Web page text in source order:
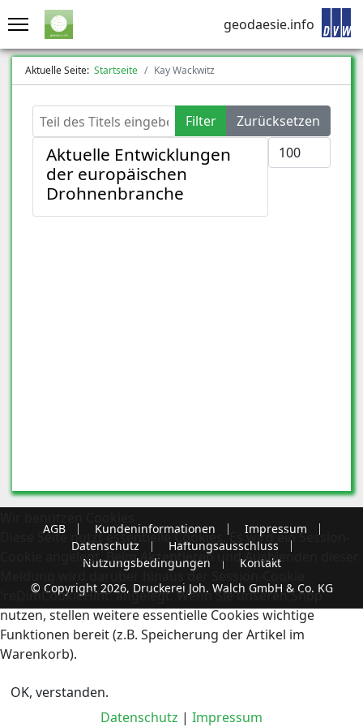
geodaesie.info
Aktuelle Seite: Startseite Kay Wackwitz
Teil des Titels eingeben Filter
Zurücksetzen
Anzeige #
Aktuelle Entwicklungen
der europäischen
Drohnenbranche
AGB Kundeninformationen
Impressum
Datenschutz
Haftungsausschluss
Nutzungsbedingungen
Kontakt
© Copyright 2026, Druckerei Joh. Walch GmbH & Co. KG
Diese Seite nutzt essentielle Cookies. Es wird ein Session-
Cookie angelegt. Beim Akzeptieren und Ausblenden dieser
Meldung wird darüber hinaus der Session-Cookie
'reDimCookieHint' angelegt. Wenn Sie unseren Shop
nutzen, stellen weitere essentielle Cookies wichtige
Funktionen bereit (z.B. Speicherung der Artikel im
Warenkorb).
OK, verstanden.
Datenschutz | Impressum